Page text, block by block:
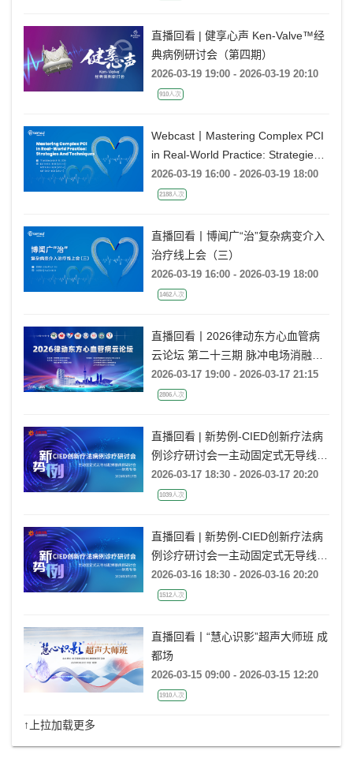
直播回看 | 健享心声 Ken-Valve™经
典病例研讨会（第四期）
2026-03-19 19:00 - 2026-03-19 20:10
910人次
Webcast丨Mastering Complex PCI
in Real-World Practice: Strategies
and Techniques
2026-03-19 16:00 - 2026-03-19 18:00
2188人次
直播回看丨博闻广“治”复杂病变介入
治疗线上会（三）
2026-03-19 16:00 - 2026-03-19 18:00
1462人次
直播回看丨2026律动东方心血管病
云论坛 第二十三期 脉冲电场消融进
展研讨
2026-03-17 19:00 - 2026-03-17 21:15
2806人次
直播回看 | 新势例-CIED创新疗法病
例诊疗研讨会一主动固定式无导线起
搏器病例研讨会一新秀专场
2026-03-17 18:30 - 2026-03-17 20:20
1039人次
直播回看 | 新势例-CIED创新疗法病
例诊疗研讨会一主动固定式无导线起
搏器病例研讨会一新秀专场
2026-03-16 18:30 - 2026-03-16 20:20
1512人次
直播回看丨“慧心识影”超声大师班 成
都场
2026-03-15 09:00 - 2026-03-15 12:20
1910人次
↑上拉加载更多